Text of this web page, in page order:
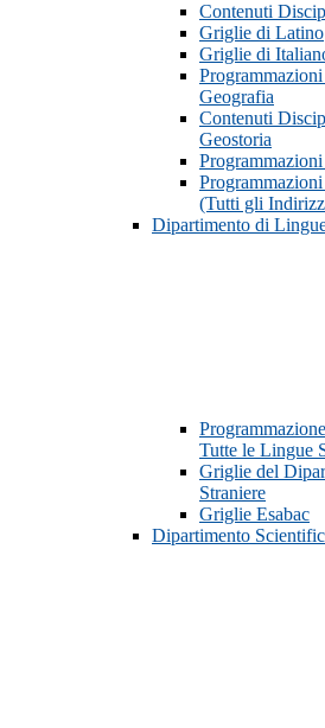
Contenuti
Griglie di Latino
Griglie di
Geografia
Contenuti
Geostoria
(Tutti gli
Dipartimento di
Tutte le Lingue
Griglie del
Straniere
Griglie Esabac
Dipartimento